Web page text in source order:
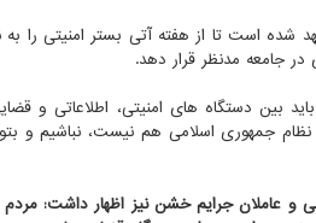
شده است تا از هفته آتی بستر امنیتی را
جامعه مدنظر قرار دهد.
بین دستگاه های امنیتی، اطلاعاتی و
جمهوری اسلامی هم نیست، نباشیم و
و عاملان جرایم خشن نیز اظهار داشت: مردم